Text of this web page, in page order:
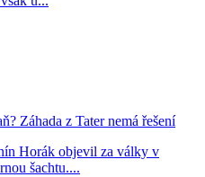
Záhada z Tater nemá řešení
Horák objevil za války v
šachtu....